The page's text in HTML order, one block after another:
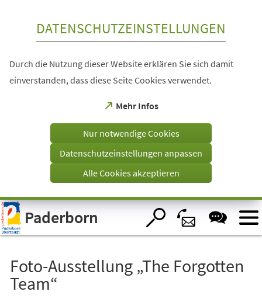
Visuelle
Assistenzsoftware
öffnen.
DATENSCHUTZEINSTELLUNGEN
Durch die Nutzung dieser Website erklären Sie sich damit
einverstanden, dass diese Seite Cookies verwendet.
Mehr Infos
(Öffnet
einem
Tab)
Nur notwendige Cookies
Datenschutzeinstellungen anpassen
Alle Cookies akzeptieren
Paderborn
Foto-Ausstellung „The Forgotten
Team“